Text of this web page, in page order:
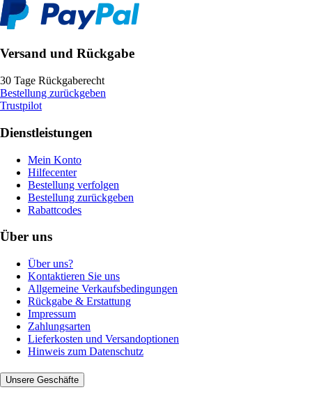
Versand und Rückgabe
30 Tage Rückgaberecht
Bestellung zurückgeben
Trustpilot
Dienstleistungen
Mein Konto
Hilfecenter
Bestellung verfolgen
Bestellung zurückgeben
Rabattcodes
Über uns
Über uns?
Kontaktieren Sie uns
Allgemeine Verkaufsbedingungen
Rückgabe & Erstattung
Impressum
Zahlungsarten
Lieferkosten und Versandoptionen
Hinweis zum Datenschutz
Unsere Geschäfte